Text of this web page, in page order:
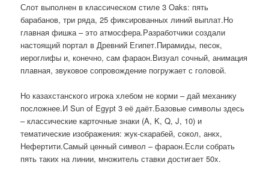
Слот выполнен в классическом стиле 3 Oaks: пять
барабанов, три ряда, 25 фиксированных линий выплат.Но
главная фишка – это атмосфера.Разработчики создали
настоящий портал в Древний Египет.Пирамиды, песок,
иероглифы и, конечно, сам фараон.Визуал сочный, анимация
плавная, звуковое сопровождение погружает с головой.
Но казахстанского игрока хлебом не корми – дай механику
посложнее.И Sun of Egypt 3 её даёт.Базовые символы здесь
– классические карточные знаки (A, K, Q, J, 10) и
тематические изображения: жук-скарабей, сокол, анкх,
Нефертити.Самый ценный символ – фараон.Если собрать
пять таких на линии, множитель ставки достигает 50x.